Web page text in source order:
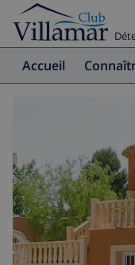
Accueil